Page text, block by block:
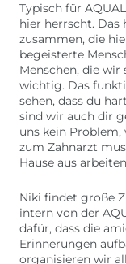
Typisch für
hier herrscht.
zusammen, die
begeisterte
Menschen, die
wichtig. Das
sehen, dass du
sind wir auch dir
uns kein
zum Zahnarzt
Hause aus
Niki findet große
intern von der
dafür, dass die
Erinnerungen
organisieren wir